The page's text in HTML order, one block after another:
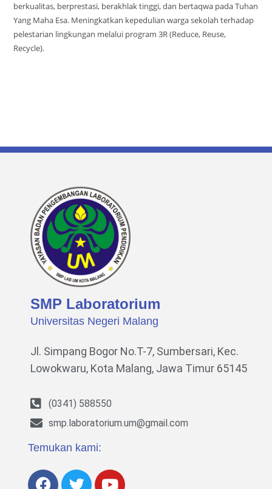
berkualitas, berprestasi, berakhlak tinggi, dan bertaqwa pada Tuhan
Yang Maha Esa. Meningkatkan kepedulian warga sekolah terhadap
pelestarian lingkungan melalui program 3R (Reduce, Reuse,
Recycle).
SMP Laboratorium
Universitas Negeri Malang
Jl. Simpang Bogor No.T-7, Sumbersari, Kec.
Lowokwaru, Kota Malang, Jawa Timur 65145
(0341) 588550
smp.laboratorium.um@gmail.com
Temukan kami: